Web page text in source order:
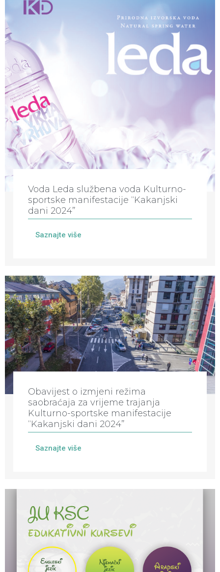
Voda Leda službena voda Kulturno-
sportske manifestacije “Kakanjski
dani 2024”
Saznajte više
Obavijest o izmjeni režima
saobraćaja za vrijeme trajanja
Kulturno-sportske manifestacije
“Kakanjski dani 2024”
Saznajte više